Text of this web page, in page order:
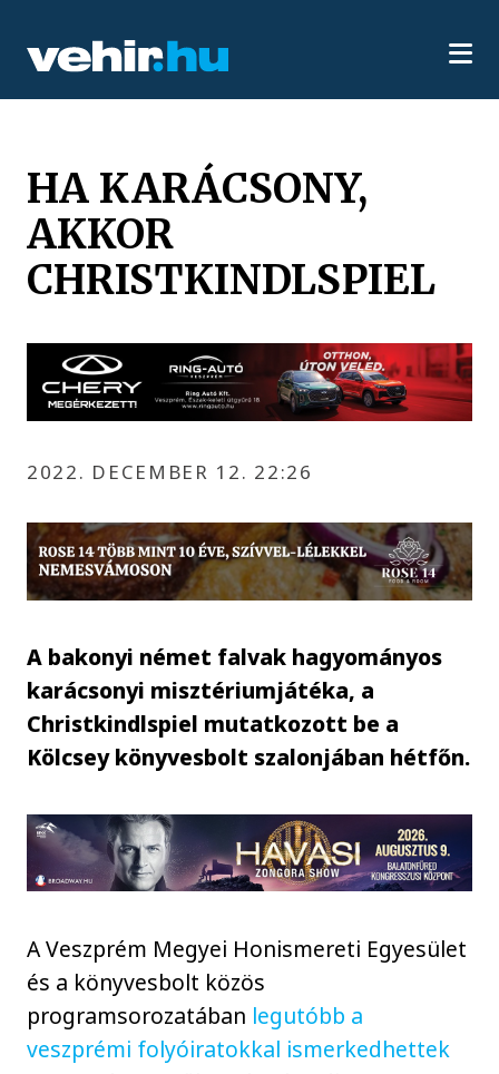
HA KARÁCSONY,
AKKOR
CHRISTKINDLSPIEL
2022. DECEMBER 12. 22:26
A bakonyi német falvak hagyományos
karácsonyi misztériumjátéka, a
Christkindlspiel mutatkozott be a
Kölcsey könyvesbolt szalonjában hétfőn.
A Veszprém Megyei Honismereti Egyesület
és a könyvesbolt közös
programsorozatában legutóbb a
veszprémi folyóiratokkal ismerkedhettek